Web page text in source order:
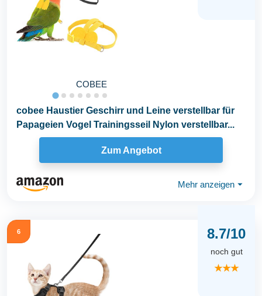
COBEE
cobee Haustier Geschirr und Leine verstellbar für
Papageien Vogel Trainingsseil Nylon verstellbar...
Zum Angebot
Mehr anzeigen ⏷
6 8.7/10
noch gut
★★★